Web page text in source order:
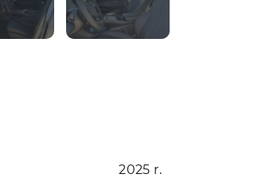
2025 r.